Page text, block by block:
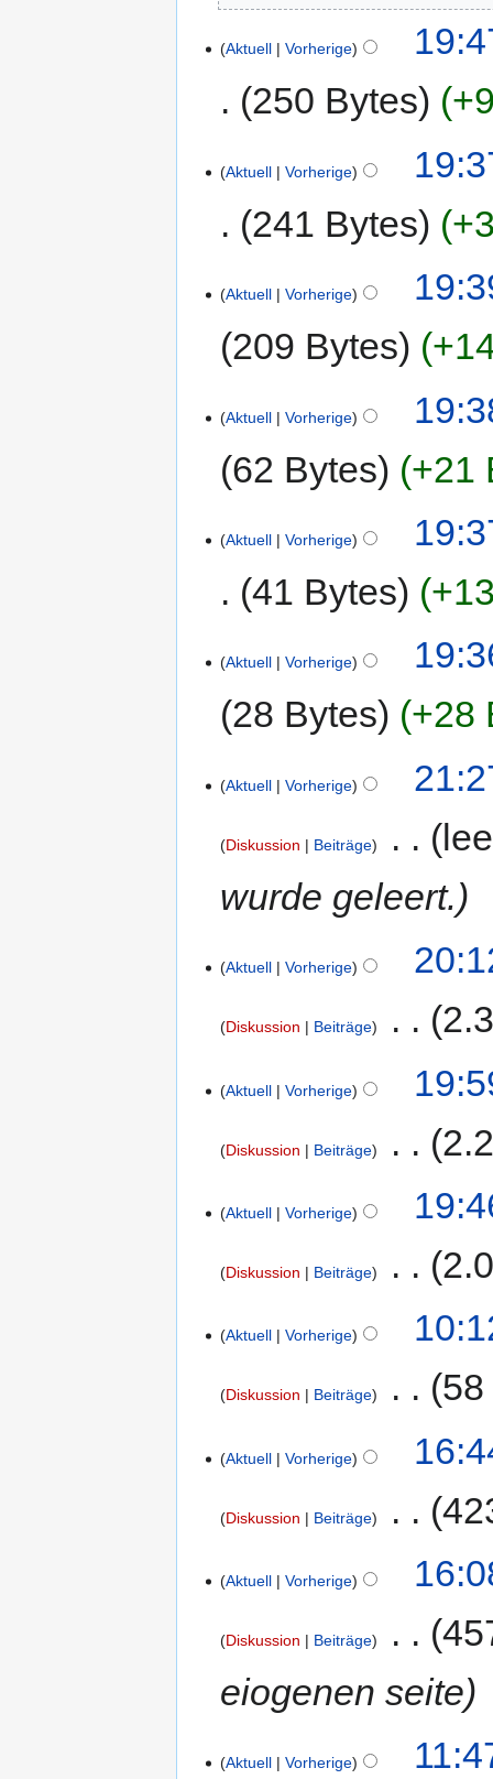
Aktuell Vorherige
250 Bytes
Aktuell Vorherige
241 Bytes
Aktuell Vorherige
209 Bytes
Aktuell Vorherige
62 Bytes
+21
Aktuell Vorherige
41 Bytes
Aktuell Vorherige
28 Bytes
+28
Aktuell Vorherige
Diskussion Beiträge
wurde geleert.
Aktuell Vorherige
Diskussion Beiträge
Aktuell Vorherige
Diskussion Beiträge
Aktuell Vorherige
Diskussion Beiträge
Aktuell Vorherige
Diskussion Beiträge
Aktuell Vorherige
Diskussion Beiträge
Aktuell Vorherige
Diskussion Beiträge
eiogenen seite
Aktuell Vorherige